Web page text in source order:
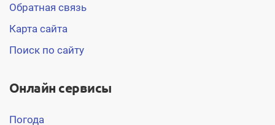
Обратная связь
Карта сайта
Поиск по сайту
Онлайн сервисы
Погода